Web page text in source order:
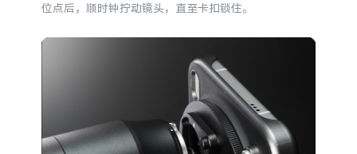
位点后，顺时钟拧动镜头，直至卡扣锁住。